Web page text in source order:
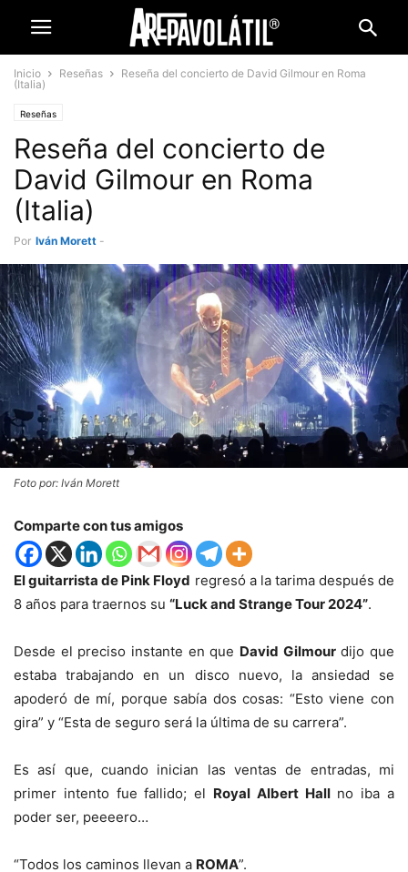
Inicio Reseñas
Reseña del concierto de David Gilmour en Roma
(Italia)
Reseñas
Reseña del concierto de
David Gilmour en Roma
(Italia)
Por Iván Morett -
Foto por: Iván Morett
Comparte con tus amigos
El guitarrista de Pink Floyd regresó a la tarima después de
8 años para traernos su “Luck and Strange Tour 2024”.
Desde el preciso instante en que David Gilmourdijo que
estaba trabajando en un disco nuevo, la ansiedad se
apoderó de mí, porque sabía dos cosas: “Esto viene con
gira” y “Esta de seguro será la última de su carrera”.
Es así que, cuando inician las ventas de entradas, mi
primer intento fue fallido; el Royal Albert Hallno iba a
poder ser, peeeero…
“Todos los caminos llevan a ROMA”.